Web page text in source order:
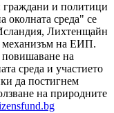
граждани и политици
околната среда" се
Лихтенщайн
механизъм на ЕИП.
повишаване на
среда и участието
да постигнем
на природните